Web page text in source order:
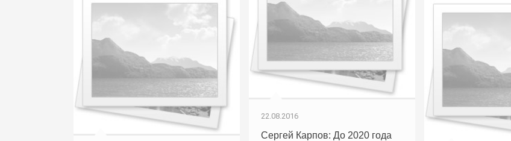
22.08.2016
Сергей Карпов: До 2020 года